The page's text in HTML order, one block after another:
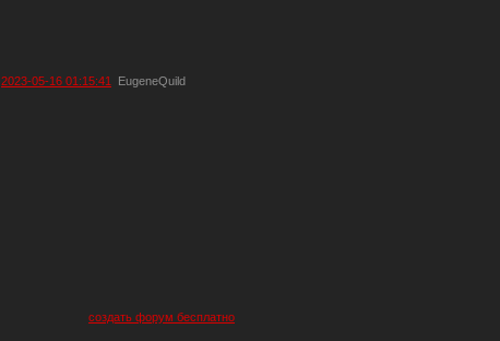
2023-05-16 01:15:41 EugeneQuild
создать форум бесплатно